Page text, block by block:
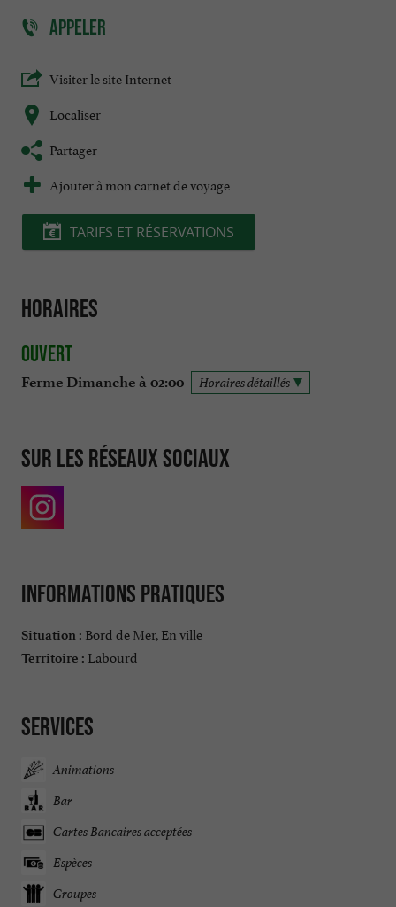
APPELER
Visiter le site Internet
Localiser
Partager
Ajouter à mon carnet de voyage
TARIFS ET RÉSERVATIONS
Horaires
Ouvert
Ferme Dimanche à 02:00 Horaires détaillés
Sur les réseaux sociaux
Informations pratiques
Situation : Bord de Mer, En ville
Territoire : Labourd
Services
Animations
Bar
Cartes Bancaires acceptées
Espèces
Groupes